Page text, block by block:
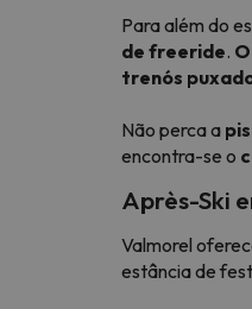
Para além do
de freeride.
trenós
Não perca a
encontra-se o
Après-Ski
Valmorel
estância de